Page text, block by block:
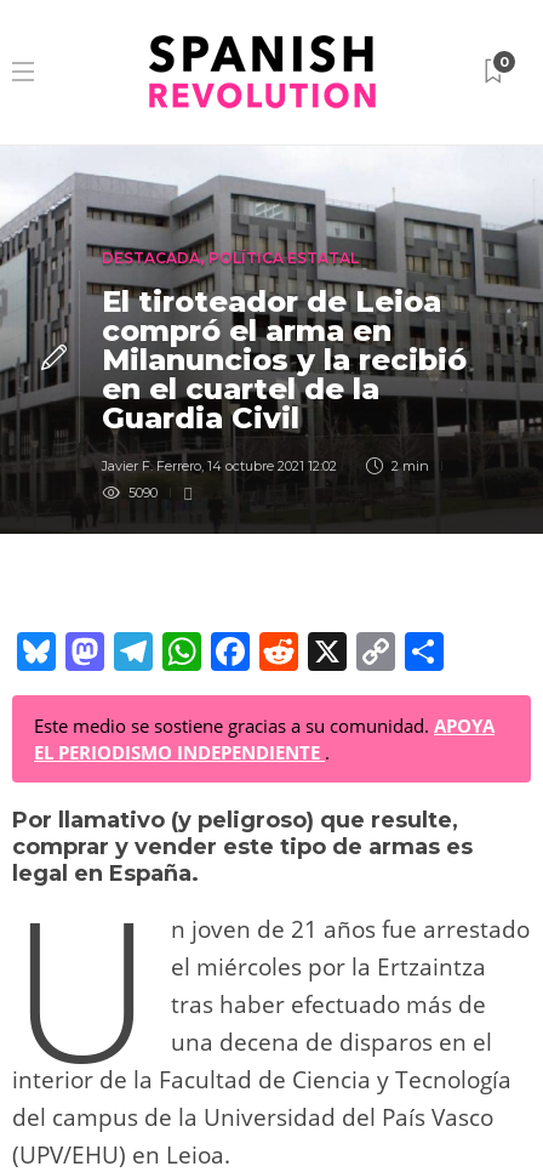
0
DESTACADA,POLÍTICA ESTATAL
El tiroteador de Leioa
compró el arma en
Milanuncios y la recibió
en el cuartel de la
Guardia Civil
Javier F. Ferrero, 14 octubre 2021 12:02
2 min
5090
Bl
u
e
sk
y
M
a
st
o
d
o
T
el
e
gr
a
m
W
h
at
s
A
p
F
a
c
e
b
o
o
k
R
e
d
di
t
X
C
o
p
y
Li
n
o
m
p
ar
tir
Este medio se sostiene gracias a su comunidad. APOYA
EL PERIODISMO INDEPENDIENTE .
Por llamativo (y peligroso) que resulte,
comprar y vender este tipo de armas es
legal en España.
U
n joven de 21 años fue arrestado
el miércoles por la Ertzaintza
tras haber efectuado más de
una decena de disparos en el
interior de la Facultad de Ciencia y Tecnología
del campus de la Universidad del País Vasco
(UPV/EHU) en Leioa.